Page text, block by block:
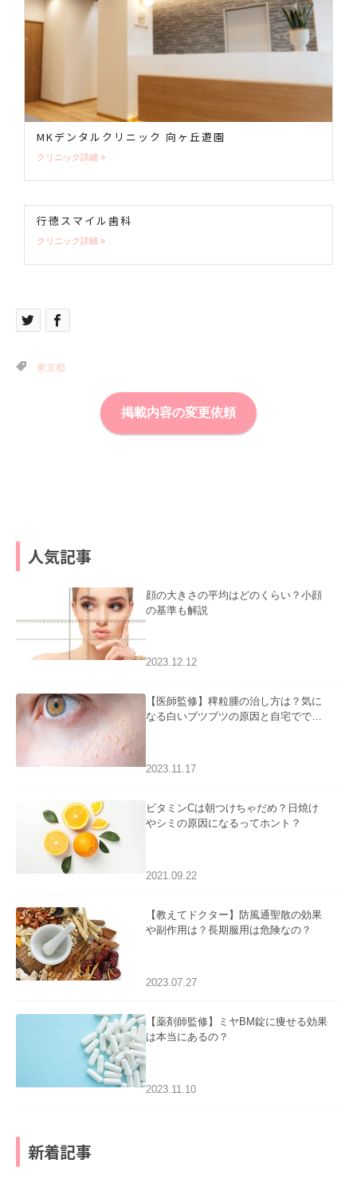
MKデンタルクリニック 向ヶ丘遊園
クリニック詳細 »
行徳スマイル歯科
クリニック詳細 »
東京都
掲載内容の変更依頼
人気記事
顔の大きさの平均はどのくらい？小顔
の基準も解説
2023.12.12
【医師監修】稗粒腫の治し方は？気に
なる白いブツブツの原因と自宅ででき
2023.11.17
ビタミンCは朝つけちゃだめ？日焼け
やシミの原因になるってホント？
2021.09.22
【教えてドクター】防風通聖散の効果
や副作用は？長期服用は危険なの？
2023.07.27
【薬剤師監修】ミヤBM錠に痩せる効果
は本当にあるの？
2023.11.10
新着記事